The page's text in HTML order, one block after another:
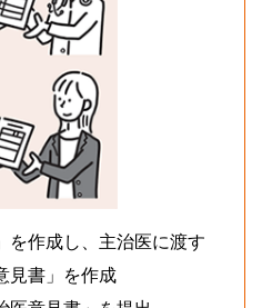
を作成し、主治医に渡す
見書」を作成